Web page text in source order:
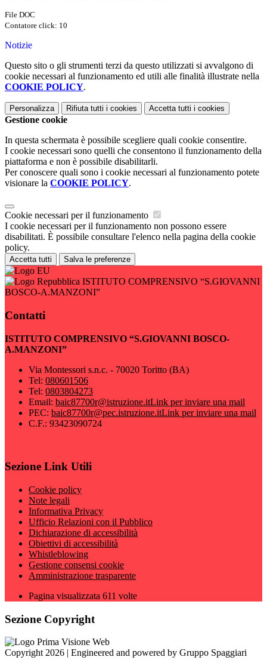
File DOC
Contatore click: 10
Notizie
Questo sito o gli strumenti terzi da questo utilizzati si avvalgono di
cookie necessari al funzionamento ed utili alle finalità illustrate nella
COOKIE POLICY.
Personalizza Rifiuta tutti i cookies Accetta tutti i cookies
Gestione cookie
In questa schermata è possibile scegliere quali cookie consentire.
I cookie necessari sono quelli che consentono il funzionamento della
piattaforma e non è possibile disabilitarli.
Per conoscere quali sono i cookie necessari al funzionamento potete
visionare la COOKIE POLICY.
Cookie necessari per il funzionamento
I cookie necessari per il funzionamento non possono essere
disabilitati. È possibile consultare l'elenco nella pagina della cookie
policy.
Accetta tutti Salva le preferenze
ISTITUTO COMPRENSIVO “S.GIOVANNI
BOSCO-A.MANZONI”
Contatti
ISTITUTO COMPRENSIVO “S.GIOVANNI BOSCO-
A.MANZONI”
Via Montessori s.n.c. - 70020 Toritto (BA)
Tel: 080601506
Tel: 0803804273
Email: baic87700r@istruzione.itLink per inviare una mail
PEC: baic87700r@pec.istruzione.itLink per inviare una mail
C.F.: 93423090724
Sezione Link Utili
Cookie policy
Note legali
Informativa Privacy
Ufficio Relazioni con il Pubblico
Dichiarazione di accessibilità
Obiettivi di accessibilità
Whistleblowing
Gestione consensi cookie
Amministrazione trasparente
Pagina visualizzata 611 volte
Sezione Copyright
Copyright 2026 | Engineered and powered by Gruppo Spaggiari